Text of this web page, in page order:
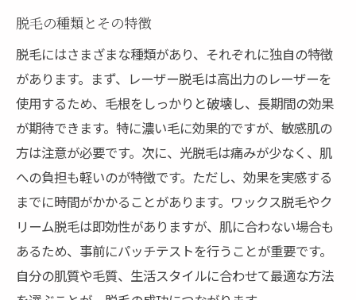
口コミから分かるサロンの信頼性
価格設定とコストパフォーマンスの比較方
法
施術スタッフの技術力を見極める方法
サロンの衛生管理をチェックする方法
予約の取りやすさと通いやすさの確認
アフターサービスの充実度を評価する
肌質に合わせた脱毛プランの選び方と注意点
敏感肌に優しい脱毛プランの選び方
乾燥肌向けの施術後ケア方法
脱毛の種類とその特徴
脱毛にはさまざまな種類があり、それぞれに独自の特徴
があります。まず、レーザー脱毛は高出力のレーザーを
使用するため、毛根をしっかりと破壊し、長期間の効果
が期待できます。特に濃い毛に効果的ですが、敏感肌の
方は注意が必要です。次に、光脱毛は痛みが少なく、肌
への負担も軽いのが特徴です。ただし、効果を実感する
までに時間がかかることがあります。ワックス脱毛やク
リーム脱毛は即効性がありますが、肌に合わない場合も
あるため、事前にパッチテストを行うことが重要です。
自分の肌質や毛質、生活スタイルに合わせて最適な方法